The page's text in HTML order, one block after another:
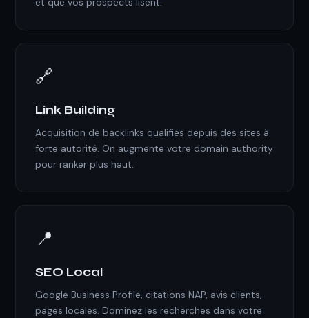
🔗
Link Building
Acquisition de backlinks qualifiés depuis des sites à
forte autorité. On augmente votre domain authority
pour ranker plus haut.
📍
SEO Local
Google Business Profile, citations NAP, avis clients,
pages locales. Dominez les recherches dans votre